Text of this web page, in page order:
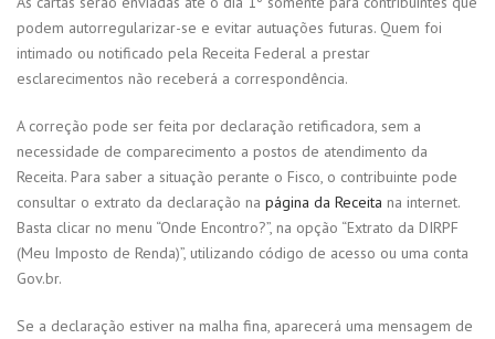
podem autorregularizar-se e evitar autuações futuras. Quem foi
intimado ou notificado pela Receita Federal a prestar
esclarecimentos não receberá a correspondência.
A correção pode ser feita por declaração retificadora, sem a
necessidade de comparecimento a postos de atendimento da
Receita. Para saber a situação perante o Fisco, o contribuinte pode
consultar o extrato da declaração na página da Receita na internet.
Basta clicar no menu “Onde Encontro?”, na opção “Extrato da DIRPF
(Meu Imposto de Renda)”, utilizando código de acesso ou uma conta
Gov.br.
Se a declaração estiver na malha fina, aparecerá uma mensagem de